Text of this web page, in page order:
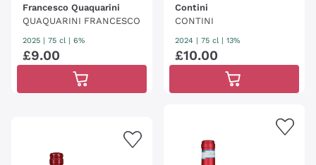
Francesco Quaquarini
QUAQUARINI FRANCESCO
2025 | 75 cl | 6%
£9.00
Contini
CONTINI
2024 | 75 cl | 13%
£10.00